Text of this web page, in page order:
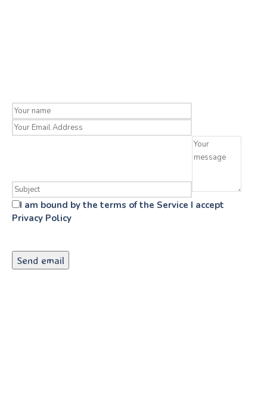
I am bound by the terms of the Service I accept
Privacy Policy